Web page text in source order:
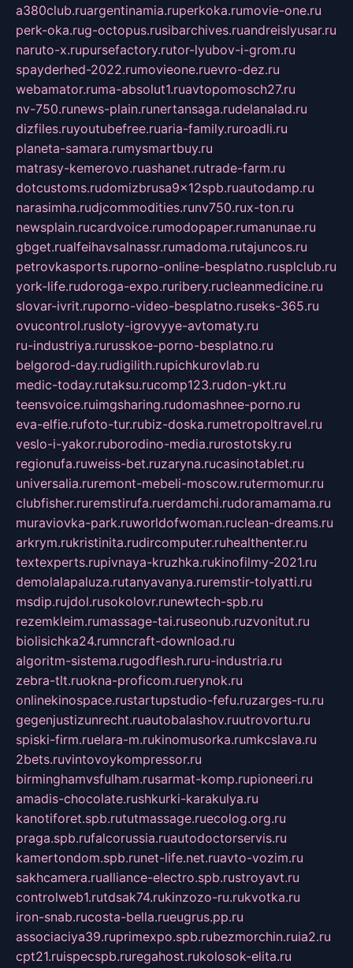
a380club.ruargentinamia.ruperkoka.rumovie-one.ru
perk-oka.rug-octopus.rusibarchives.ruandreislyusar.ru
naruto-x.rupursefactory.rutor-lyubov-i-grom.ru
spayderhed-2022.rumovieone.ruevro-dez.ru
webamator.ruma-absolut1.ruavtopomosch27.ru
nv-750.runews-plain.runertansaga.rudelanalad.ru
dizfiles.ruyoutubefree.ruaria-family.ruroadli.ru
planeta-samara.rumysmartbuy.ru
matrasy-kemerovo.ruashanet.rutrade-farm.ru
dotcustoms.rudomizbrusa9x12spb.ruautodamp.ru
narasimha.rudjcommodities.runv750.rux-ton.ru
newsplain.rucardvoice.rumodopaper.rumanunae.ru
gbget.rualfeihavsalnassr.rumadoma.rutajuncos.ru
petrovkasports.ruporno-online-besplatno.rusplclub.ru
york-life.rudoroga-expo.ruribery.rucleanmedicine.ru
slovar-ivrit.ruporno-video-besplatno.ruseks-365.ru
ovucontrol.rusloty-igrovyye-avtomaty.ru
ru-industriya.rurusskoe-porno-besplatno.ru
belgorod-day.rudigilith.rupichkurovlab.ru
medic-today.rutaksu.rucomp123.rudon-ykt.ru
teensvoice.ruimgsharing.rudomashnee-porno.ru
eva-elfie.rufoto-tur.rubiz-doska.rumetropoltravel.ru
veslo-i-yakor.ruborodino-media.rurostotsky.ru
regionufa.ruweiss-bet.ruzaryna.rucasinotablet.ru
universalia.ruremont-mebeli-moscow.rutermomur.ru
clubfisher.ruremstirufa.ruerdamchi.rudoramamama.ru
muraviovka-park.ruworldofwoman.ruclean-dreams.ru
arkrym.rukristinita.rudircomputer.ruhealthenter.ru
textexperts.rupivnaya-kruzhka.rukinofilmy-2021.ru
demolalapaluza.rutanyavanya.ruremstir-tolyatti.ru
msdip.rujdol.rusokolovr.runewtech-spb.ru
rezemkleim.rumassage-tai.ruseonub.ruzvonitut.ru
biolisichka24.rumncraft-download.ru
algoritm-sistema.rugodflesh.ruru-industria.ru
zebra-tlt.ruokna-proficom.ruerynok.ru
onlinekinospace.rustartupstudio-fefu.ruzarges-ru.ru
gegenjustizunrecht.ruautobalashov.ruutrovortu.ru
spiski-firm.ruelara-m.rukinomusorka.rumkcslava.ru
2bets.ruvintovoykompressor.ru
birminghamvsfulham.rusarmat-komp.rupioneeri.ru
amadis-chocolate.rushkurki-karakulya.ru
kanotiforet.spb.rututmassage.ruecolog.org.ru
praga.spb.rufalcorussia.ruautodoctorservis.ru
kamertondom.spb.runet-life.net.ruavto-vozim.ru
sakhcamera.rualliance-electro.spb.rustroyavt.ru
controlweb1.rutdsak74.rukinzozo-ru.rukvotka.ru
iron-snab.rucosta-bella.rueugrus.pp.ru
associaciya39.ruprimexpo.spb.rubezmorchin.ruia2.ru
cpt21.ruispecspb.ruregahost.rukolosok-elita.ru